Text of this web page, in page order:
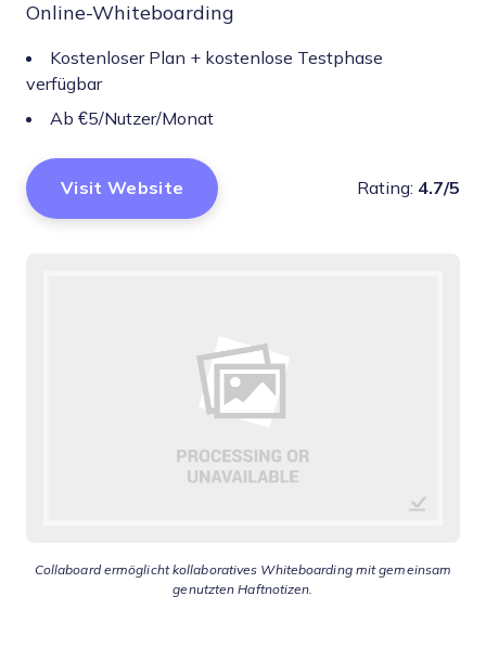
Online-Whiteboarding
Kostenloser Plan + kostenlose Testphase
verfügbar
Ab €5/Nutzer/Monat
Visit Website Rating: 4.7/5
Collaboard ermöglicht kollaboratives Whiteboarding mit gemeinsam
genutzten Haftnotizen.